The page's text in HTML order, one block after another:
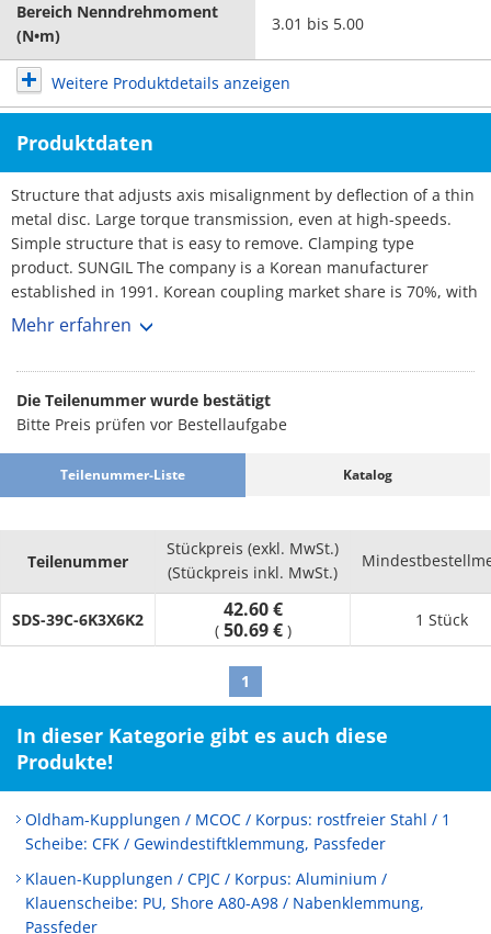
Bereich Nenndrehmoment
(N•m)
3.01 bis 5.00
Weitere Produktdetails anzeigen
Produktdaten
Structure that adjusts axis misalignment by deflection of a thin
metal disc. Large torque transmission, even at high-speeds.
Simple structure that is easy to remove. Clamping type
product. SUNGIL The company is a Korean manufacturer
established in 1991. Korean coupling market share is 70%, with
over 3,000 customers. No1 maker. Rich selection, and short
Mehr erfahren
Die Teilenummer wurde bestätigt
Bitte Preis prüfen vor Bestellaufgabe
Teilenummer-Liste Katalog
Teilenummer
Stückpreis (exkl. MwSt.)
(Stückpreis inkl. MwSt.)
SDS-39C-6K3X6K2 42.60 €
( 50.69 € )
1 Stück
1
In dieser Kategorie gibt es auch diese
Produkte!
Oldham-Kupplungen / MCOC / Korpus: rostfreier Stahl / 1
Scheibe: CFK / Gewindestiftklemmung, Passfeder
Klauen-Kupplungen / CPJC / Korpus: Aluminium /
Klauenscheibe: PU, Shore A80-A98 / Nabenklemmung,
Passfeder